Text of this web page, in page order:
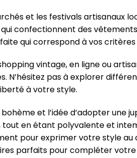
et les festivals artisanaux
confectionnent des
qui correspond à vos
vintage, en ligne ou
N’hésitez pas à explorer
à votre style.
et l’idée d’adopter une
en étant polyvalente et
pour exprimer votre style
parfaits pour compléter